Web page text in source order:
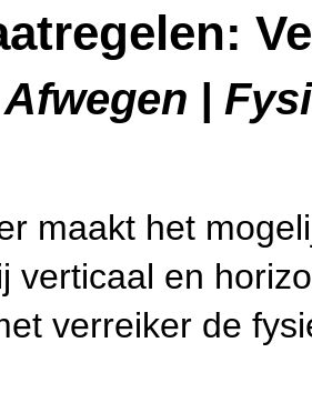
|
maakt het
verticaal en
verreiker de